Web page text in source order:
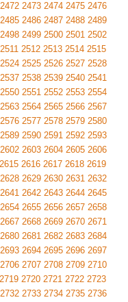
2472 2473 2474 2475 2476
2485 2486 2487 2488 2489
2498 2499 2500 2501 2502
2511 2512 2513 2514 2515
2524 2525 2526 2527 2528
2537 2538 2539 2540 2541
2550 2551 2552 2553 2554
2563 2564 2565 2566 2567
2576 2577 2578 2579 2580
2589 2590 2591 2592 2593
2602 2603 2604 2605 2606
2615 2616 2617 2618 2619
2628 2629 2630 2631 2632
2641 2642 2643 2644 2645
2654 2655 2656 2657 2658
2667 2668 2669 2670 2671
2680 2681 2682 2683 2684
2693 2694 2695 2696 2697
2706 2707 2708 2709 2710
2719 2720 2721 2722 2723
2732 2733 2734 2735 2736